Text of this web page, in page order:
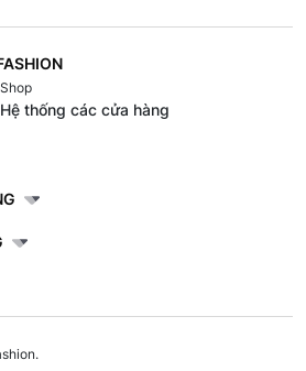
Shop
Hệ thống các cửa hàng